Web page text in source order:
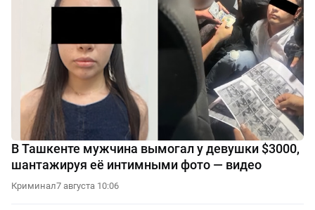
В Ташкенте мужчина вымогал у девушки $3000,
шантажируя её интимными фото — видео
Криминал7 августа 10:06